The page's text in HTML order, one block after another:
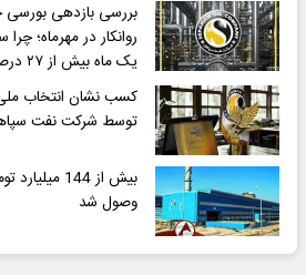
بررسی بازدهی بورسی
روانکار در مهرماه؛
یک ماه بیش از ۲۷ درصد سود داد؟
کسب نشان انتخاب
توسط شرکت نفت
بیش از 144
وصول شد